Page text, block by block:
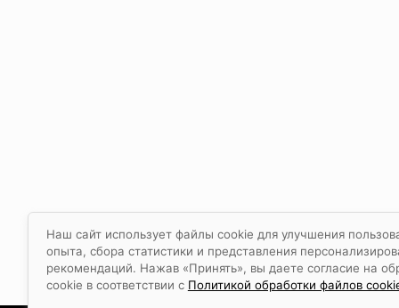
Наш сайт использует файлы cookie для улучшения
опыта, сбора статистики и представления
рекомендаций. Нажав «Принять», вы даете согласие на
cookie в соответствии с Политикой обработки файлов